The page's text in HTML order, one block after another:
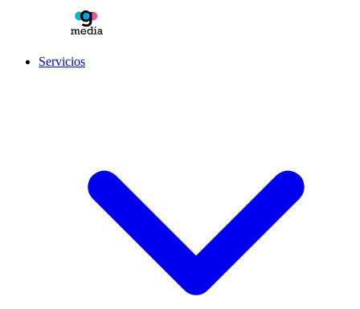
Servicios